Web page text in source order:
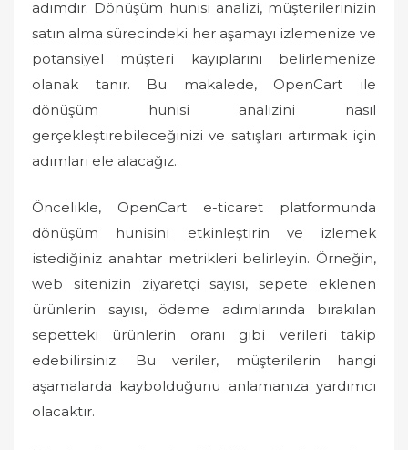
adımdır. Dönüşüm hunisi analizi, müşterilerinizin
satın alma sürecindeki her aşamayı izlemenize ve
potansiyel müşteri kayıplarını belirlemenize
olanak tanır. Bu makalede, OpenCart ile
dönüşüm hunisi analizini nasıl
gerçekleştirebileceğinizi ve satışları artırmak için
adımları ele alacağız.
Öncelikle, OpenCart e-ticaret platformunda
dönüşüm hunisini etkinleştirin ve izlemek
istediğiniz anahtar metrikleri belirleyin. Örneğin,
web sitenizin ziyaretçi sayısı, sepete eklenen
ürünlerin sayısı, ödeme adımlarında bırakılan
sepetteki ürünlerin oranı gibi verileri takip
edebilirsiniz. Bu veriler, müşterilerin hangi
aşamalarda kaybolduğunu anlamanıza yardımcı
olacaktır.